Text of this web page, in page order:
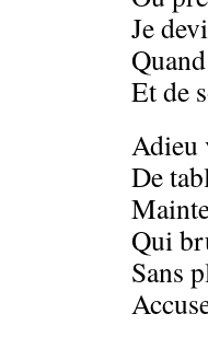
Je
Et de
Adieu
De
Qui
Sans